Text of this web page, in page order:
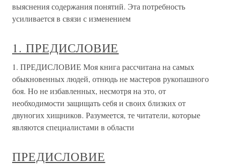
выяснения содержания понятий. Эта потребность
усиливается в связи с изменением
1. ПРЕДИСЛОВИЕ
1. ПРЕДИСЛОВИЕ Моя книга рассчитана на самых
обыкновенных людей, отнюдь не мастеров рукопашного
боя. Но не избавленных, несмотря на это, от
необходимости защищать себя и своих близких от
двуногих хищников. Разумеется, те читатели, которые
являются специалистами в области
ПРЕДИСЛОВИЕ